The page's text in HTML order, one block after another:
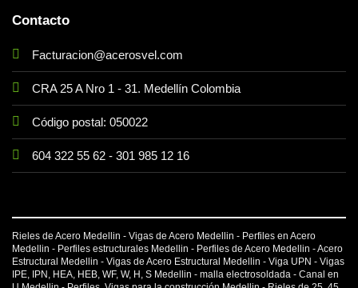
Contacto
Facturacion@acerosvel.com
CRA 25 A Nro 1 - 31. Medellín Colombia
Código postal: 050022
604 322 55 62- 301 985 12 16
Rieles de Acero Medellin - Vigas de Acero Medellin - Perfiles en Acero
Medellin - Perfiles estructurales Medellin - Perfiles de Acero Medellin - Acero
Estructural Medellin - Vigas de Acero Estructural Medellin - Viga UPN - Vigas
IPE, IPN, HEA, HEB, WF, W, H, S Medellin - malla electrosoldada - Canal en